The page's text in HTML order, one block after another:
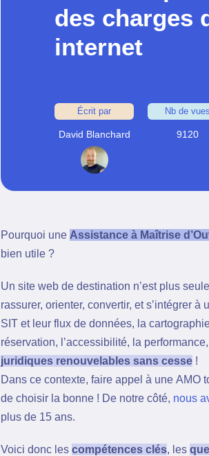
des charges
internet
Écrit par
David Blanchard
Nb de vues
9120
Pourquoi une Assistance à Maîtrise
bien utile ?
Un site web de destination n’est plus
rassurer, orienter, convertir, et s’intégrer
SIT et leur flux de données, la
réservation, l’accessibilité, la
juridiques renouvelables sans cesse !
Dans ce contexte, faire appel à une
de choisir la bonne ! De notre côté, nous
plus de 15 ans.
Voici donc les compétences clés, les